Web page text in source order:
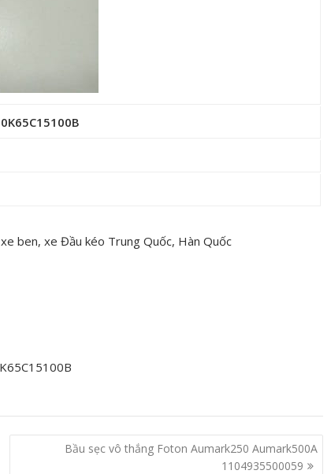
ben, xe Đầu kéo Trung Quốc, Hàn Quốc
Bầu sẹc vô thắng Foton Aumark250 Aumark500A
1104935500059